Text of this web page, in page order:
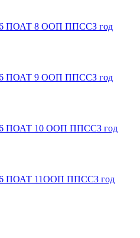
ПОАТ 8 ООП ППССЗ год
ПОАТ 9 ООП ППССЗ год
ПОАТ 10 ООП ППССЗ год
ПОАТ 11ООП ППССЗ год